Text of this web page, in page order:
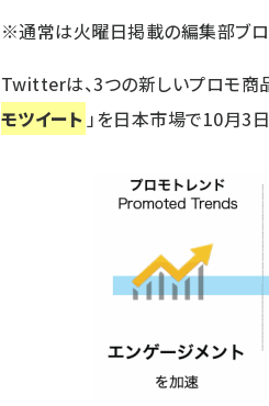
※通常は火曜日掲載の編集部ブロ
Twitterは、3つの新しいプロモ商
モツイート」を日本市場で10月3